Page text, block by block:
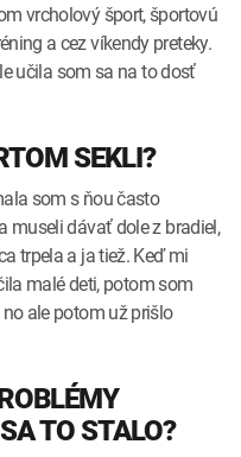
vrcholový šport, športovú
a cez víkendy preteky.
učila som sa na to dosť
SEKLI?
som s ňou často
museli dávať dole z bradiel,
trpela a ja tiež. Keď mi
malé deti, potom som
ale potom už prišlo
TO STALO?